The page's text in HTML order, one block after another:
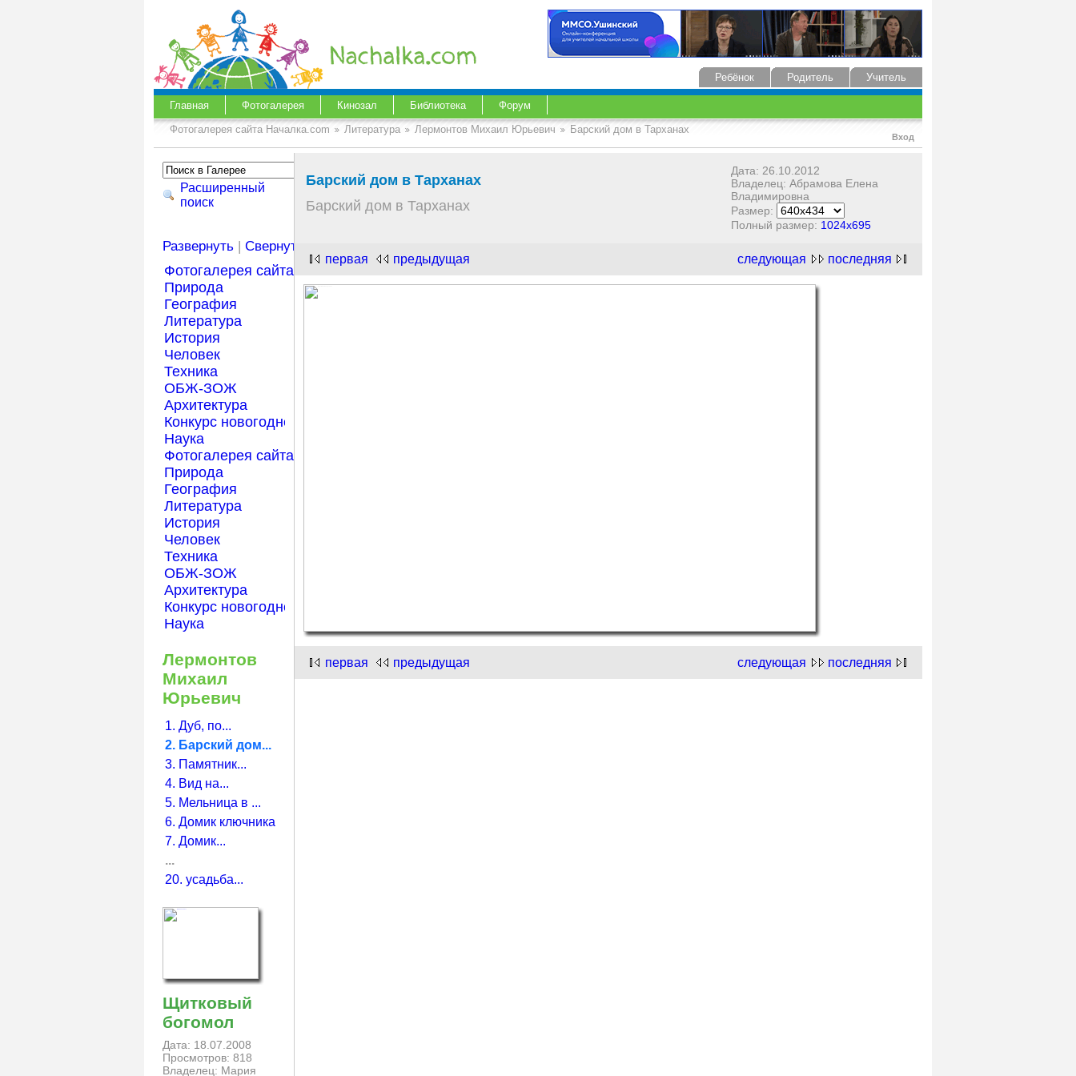
Учитель
Родитель
Ребёнок
Главная Фотогалерея Кинозал Библиотека Форум
Вход
Фотогалерея сайта Началка.com Литература Лермонтов Михаил Юрьевич Барский дом в Тарханах
Расширенный
поиск
Развернуть |Свернуть
Фотогалерея сайта Началка.com
Природа
География
Литература
История
Человек
Техника
ОБЖ-ЗОЖ
Архитектура
Конкурс новогодней открытки "Нарисуем Новый год"!
Наука
Фотогалерея сайта Началка.com
Природа
География
Литература
История
Человек
Техника
ОБЖ-ЗОЖ
Архитектура
Конкурс новогодней открытки "Нарисуем Новый год"!
Наука
Лермонтов
Михаил
Юрьевич
1. Дуб, по...
2. Барский дом...
3. Памятник...
4. Вид на...
5. Мельница в ...
6. Домик ключника
7. Домик...
...
20. усадьба...
Щитковый
богомол
Дата: 18.07.2008
Просмотров: 818
Владелец: Мария
Барский дом в Тарханах
Барский дом в Тарханах
Дата: 26.10.2012
Владелец: Абрамова Елена
Владимировна
Размер:
Полный размер: 1024x695
следующая последняя
первая предыдущая
следующая последняя
первая предыдущая